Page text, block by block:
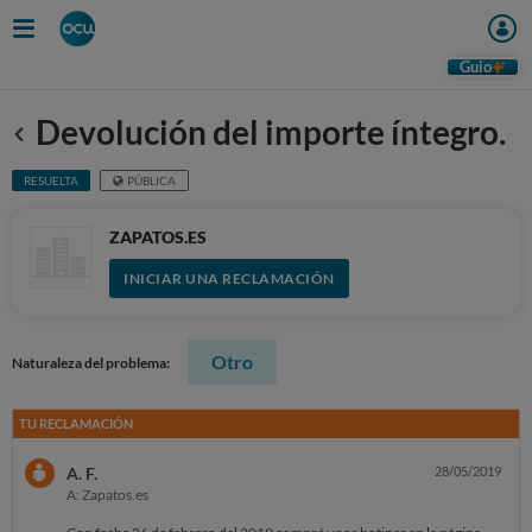
Guio
Anterior
Devolución del importe íntegro.
RESUELTA PÚBLICA
ZAPATOS.ES
INICIAR UNA RECLAMACIÓN
Naturaleza del problema: Otro
TU RECLAMACIÓN
A. F.
A: Zapatos.es
28/05/2019